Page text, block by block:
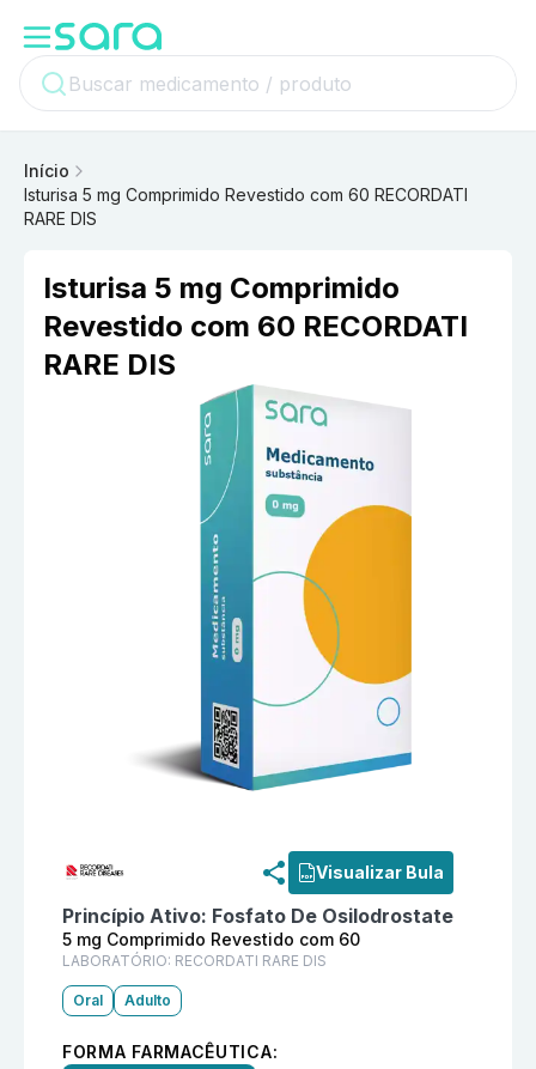
Início
Isturisa 5 mg Comprimido Revestido com 60 RECORDATI
RARE DIS
Isturisa 5 mg Comprimido
Revestido com 60 RECORDATI
RARE DIS
Visualizar Bula
Princípio Ativo: Fosfato De Osilodrostate
5 mg Comprimido Revestido com 60
LABORATÓRIO: RECORDATI RARE DIS
Oral Adulto
FORMA FARMACÊUTICA: